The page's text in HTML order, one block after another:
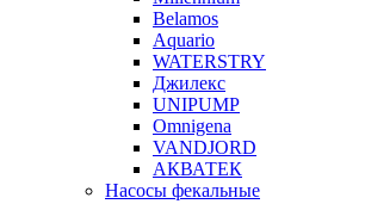
Belamos
Aquario
WATERSTRY
Джилекс
UNIPUMP
Omnigena
VANDJORD
АКВАТЕК
Насосы фекальные